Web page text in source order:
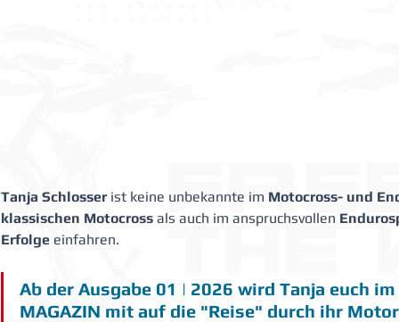
Tanja Schlosser ist keine unbekannte im Motocross- und
klassischen Motocross als auch im anspruchsvollen
Erfolge einfahren.
Ab der Ausgabe 01 | 2026 wird Tanja euch
MAGAZIN mit auf die "Reise" durch ihr